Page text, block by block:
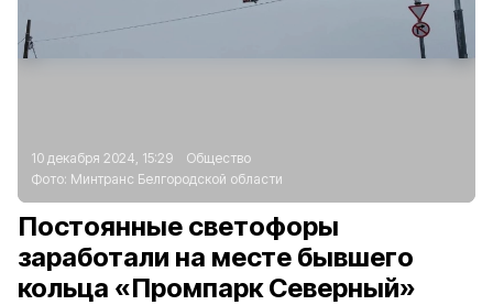
10 декабря 2024, 15:29
Общество
Фото: Минтранс Белгородской области
Постоянные светофоры
заработали на месте бывшего
кольца «Промпарк Северный»